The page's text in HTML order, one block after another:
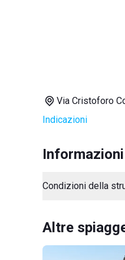
Via Cristoforo
Indicazioni
Condizioni della
Altre